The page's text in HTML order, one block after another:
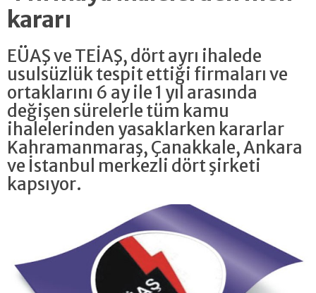
kararı
EÜAŞ ve TEİAŞ, dört ayrı ihalede
usulsüzlük tespit ettiği firmaları ve
ortaklarını 6 ay ile 1 yıl arasında
değişen sürelerle tüm kamu
ihalelerinden yasaklarken kararlar
Kahramanmaraş, Çanakkale, Ankara
ve İstanbul merkezli dört şirketi
kapsıyor.